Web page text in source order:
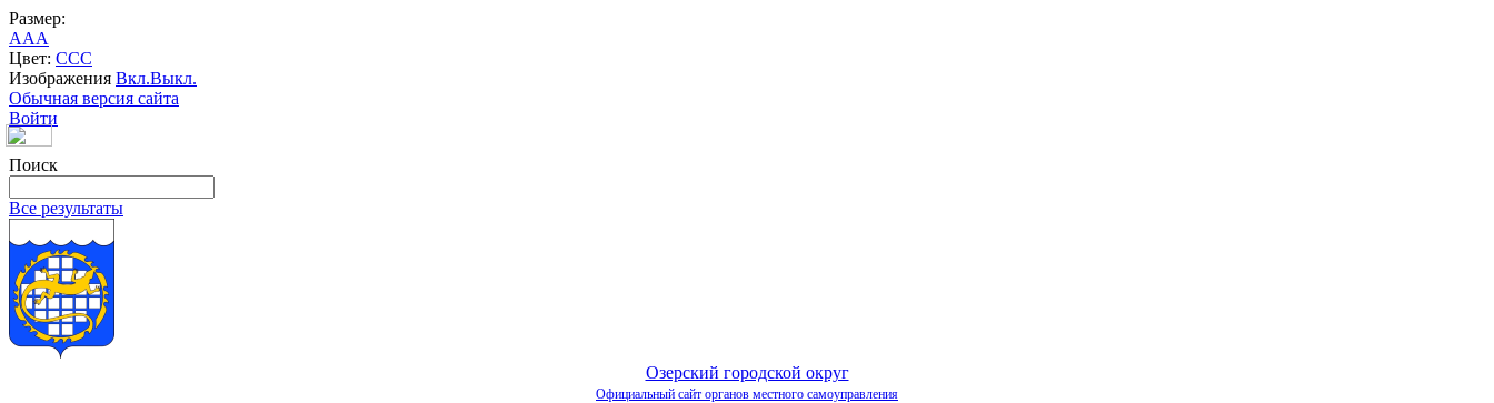
Размер:
AAA
Цвет: CCC
Изображения Вкл.Выкл.
Обычная версия сайта
Войти
Поиск
Все результаты
Озерский городской округ
Официальный сайт органов местного самоуправления